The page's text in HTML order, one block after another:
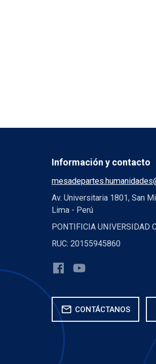
Información y contacto
Av. Universitaria 1801, San
Lima - Perú
PONTIFICIA UNIVERSIDAD
RUC: 20155945860
mail CONTÁCTANOS